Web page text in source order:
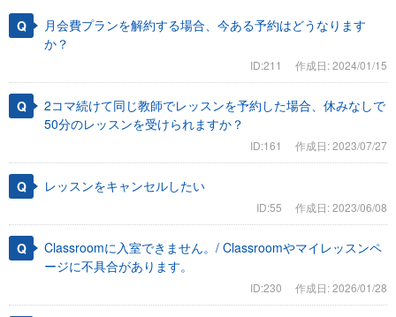
月会費プランを解約する場合、今ある予約はどうなります
か？
ID:211 作成日: 2024/01/15
2コマ続けて同じ教師でレッスンを予約した場合、休みなしで
50分のレッスンを受けられますか？
ID:161 作成日: 2023/07/27
レッスンをキャンセルしたい
ID:55 作成日: 2023/06/08
Classroomに入室できません。/ Classroomやマイレッスンペ
ージに不具合があります。
ID:230 作成日: 2026/01/28